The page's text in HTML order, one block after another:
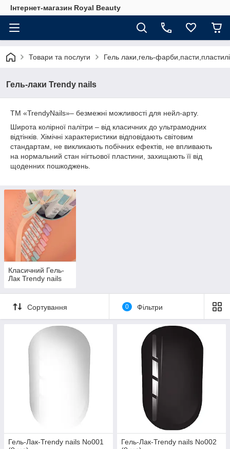
Інтернет-магазин Royal Beauty
Товари та послуги Гель лаки,гель-
Гель-лаки Trendy nails
ТМ «TrendyNails»– безмежні можливості для нейл-арту.
Широта колірної палітри – від класичних до ультрамодних
відтінків. Хімічні характеристики відповідають світовим
стандартам, не викликають побічних ефектів, не впливають
на нормальний стан нігтьової пластини, захищають її від
щоденних пошкоджень.
Класичний Гель-
Лак Trendy nails
Сортування 0 Фільтри
Гель-Лак-Trendy nails No001
Гель-Лак-Trendy nails No002